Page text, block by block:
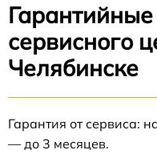
Гарантийные
сервисного
Челябинске
Гарантия от сервиса:
— до 3 месяцев.